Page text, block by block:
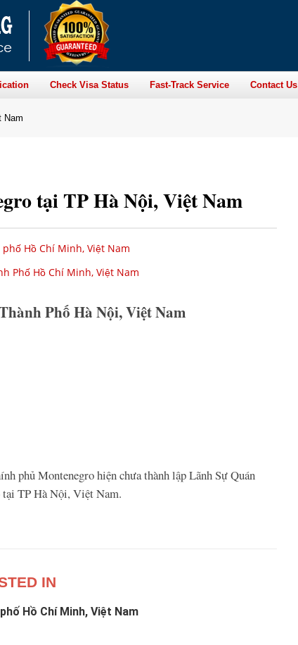
Check Visa Status Fast-Track Service Contact Us
Nam
tại TP Hà Nội, Việt Nam
Hồ Chí Minh, Việt Nam
Phố Hồ Chí Minh, Việt Nam
Phố Hà Nội, Việt Nam
phủ Montenegro hiện chưa thành lập Lãnh Sự Quán
TP Hà Nội, Việt Nam.
IN
Hồ Chí Minh, Việt Nam